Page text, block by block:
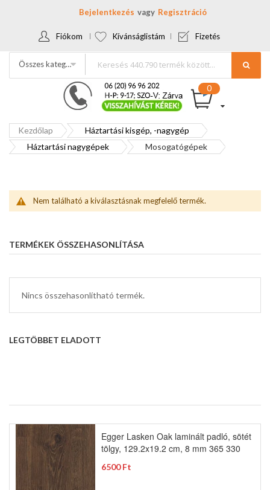
Bejelentkezés Regisztráció
Fiókom Kívánságlistám Fizetés
Összes kategória
Kezdőlap
Háztartási kisgép, -nagygép
Háztartási nagygépek
Mosogatógépek
Nem található a kiválasztásnak megfelelő termék.
TERMÉKEK ÖSSZEHASONLÍTÁSA
Nincs összehasonlítható termék.
LEGTÖBBET ELADOTT
Egger Lasken Oak laminált padló, sötét
tölgy, 129.2x19.2 cm, 8 mm 365 330
6500 Ft